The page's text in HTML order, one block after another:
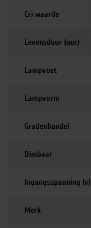
Cri waarde
Levensduur (uur)
Lampvoet
Lampvorm
Gradenbundel
Dimbaar
Ingangsspanning (v)
Merk